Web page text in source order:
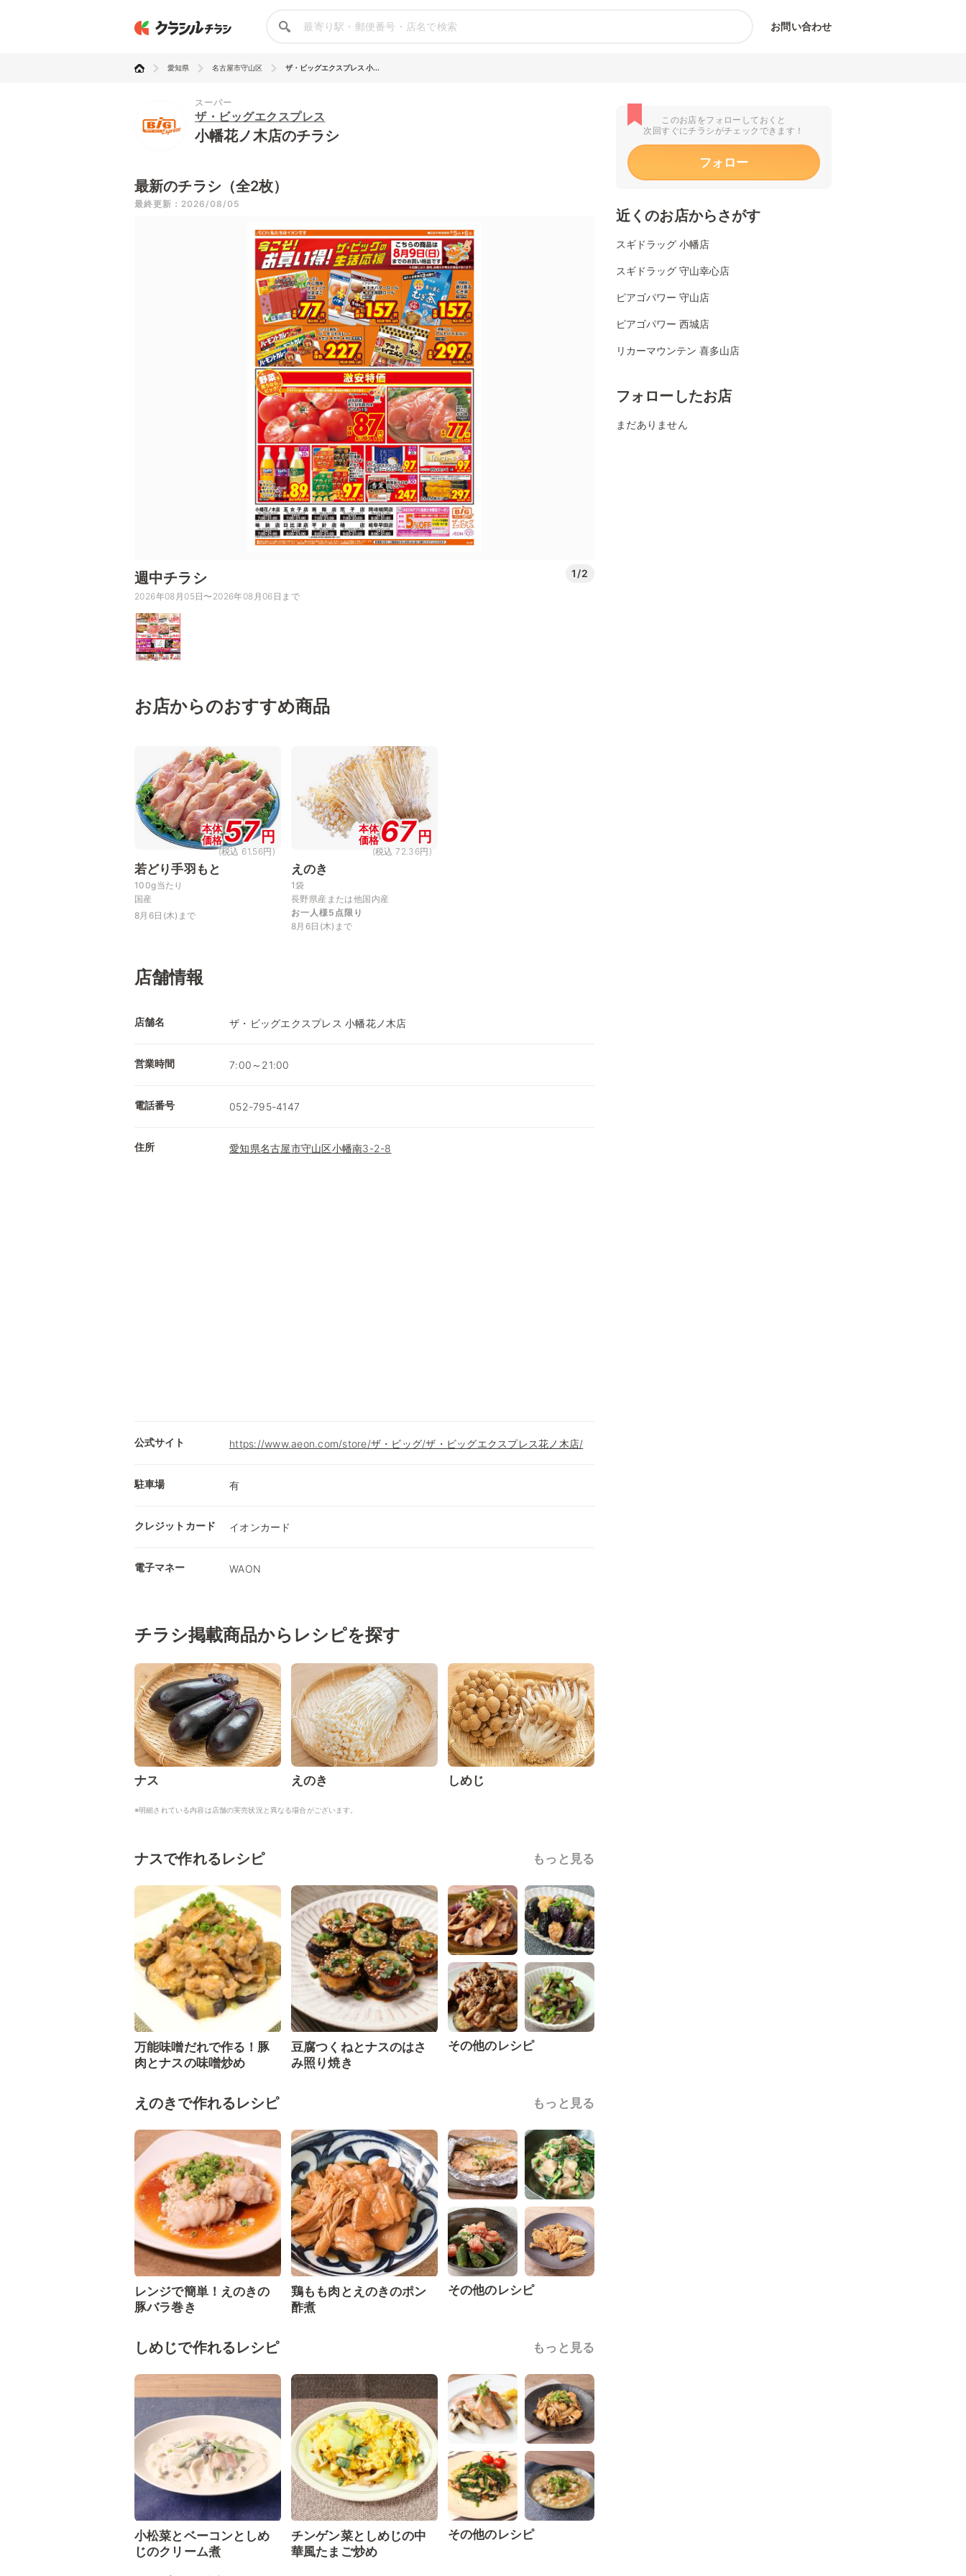
お問い合わせ
愛知県 名古屋市守山区 ザ・ビッグエクスプレス 小...
スーパー
ザ・ビッグエクスプレス
小幡花ノ木店のチラシ
最新のチラシ（全2枚）
最終更新：2026/08/05
週中チラシ 1/2
2026年08月05日〜2026年08月06日まで
お店からのおすすめ商品
本体
価格57 円
(税込 61.56円)
若どり手羽もと
100g当たり
国産
8月6日(木)まで
本体
価格67 円
(税込 72.36円)
えのき
1袋
長野県産または他国内産
お一人様5点限り
8月6日(木)まで
店舗情報
店舗名 ザ・ビッグエクスプレス 小幡花ノ木店
営業時間 7:00～21:00
電話番号 052-795-4147
住所 愛知県名古屋市守山区小幡南3-2-8
公式サイト https://www.aeon.com/store/ザ・ビッグ/ザ・ビッグエクスプレス花ノ木店/
駐車場 有
クレジットカード イオンカード
電子マネー WAON
チラシ掲載商品からレシピを探す
ナス えのき しめじ
※明細されている内容は店舗の実売状況と異なる場合がございます。
ナスで作れるレシピ もっと見る
万能味噌だれで作る！豚
肉とナスの味噌炒め
豆腐つくねとナスのはさ
み照り焼き
その他のレシピ
えのきで作れるレシピ もっと見る
レンジで簡単！えのきの
豚バラ巻き
鶏もも肉とえのきのポン
酢煮
その他のレシピ
しめじで作れるレシピ もっと見る
小松菜とベーコンとしめ
じのクリーム煮
チンゲン菜としめじの中
華風たまご炒め
その他のレシピ
このお店をフォローしておくと
次回すぐにチラシがチェックできます！
フォロー
近くのお店からさがす
スギドラッグ 小幡店
スギドラッグ 守山幸心店
ピアゴパワー 守山店
ピアゴパワー 西城店
リカーマウンテン 喜多山店
フォローしたお店
まだありません